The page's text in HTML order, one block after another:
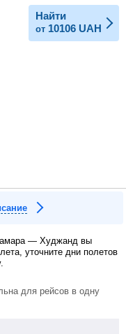
Найти
от 10106 UAH
— Худжанд вы
уточните дни полетов
для рейсов в одну